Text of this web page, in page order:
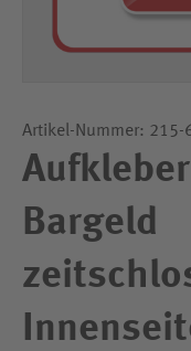
Artikel-Nummer: 215-
Bargeld